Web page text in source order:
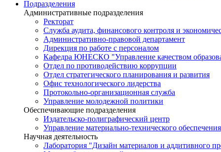
Подразделения
Административные подразделения
Ректорат
Служба аудита, финансового контроля и
Административно-правовой департамент
Дирекция по работе с персоналом
Кафедра ЮНЕСКО "Управление качеством
Отдел по противодействию коррупции
Отдел стратегического планирования и развития
Офис технологического лидерства
Протокольно-организационная служба
Управление молодежной политики
Обеспечивающие подразделения
Издательско-полиграфический центр
Управление материально-технического обеспечения
Научная деятельность
Лаборатория "Дизайн материалов и аддитивного